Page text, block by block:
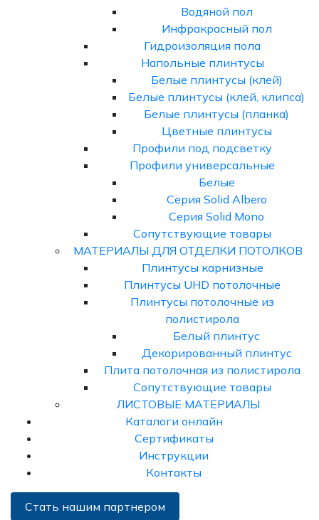
Водяной пол
Инфракрасный пол
Гидроизоляция пола
Напольные плинтусы
Белые плинтусы (клей)
Белые плинтусы (клей, клипса)
Белые плинтусы (планка)
Цветные плинтусы
Профили под подсветку
Профили универсальные
Белые
Серия Solid Albero
Серия Solid Mono
Сопутствующие товары
МАТЕРИАЛЫ ДЛЯ ОТДЕЛКИ ПОТОЛКОВ
Плинтусы карнизные
Плинтусы UHD потолочные
Плинтусы потолочные из
полистирола
Белый плинтус
Декорированный плинтус
Плита потолочная из полистирола
Сопутствующие товары
ЛИСТОВЫЕ МАТЕРИАЛЫ
Каталоги онлайн
Сертификаты
Инструкции
Контакты
Стать нашим партнером